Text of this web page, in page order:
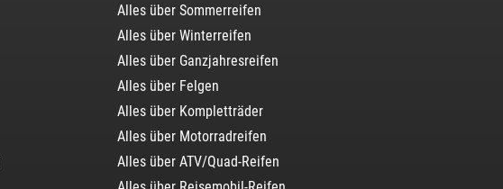
Alles über Sommerreifen
Alles über Winterreifen
Alles über Ganzjahresreifen
Alles über Felgen
Alles über Kompletträder
Alles über Motorradreifen
Alles über ATV/Quad-Reifen